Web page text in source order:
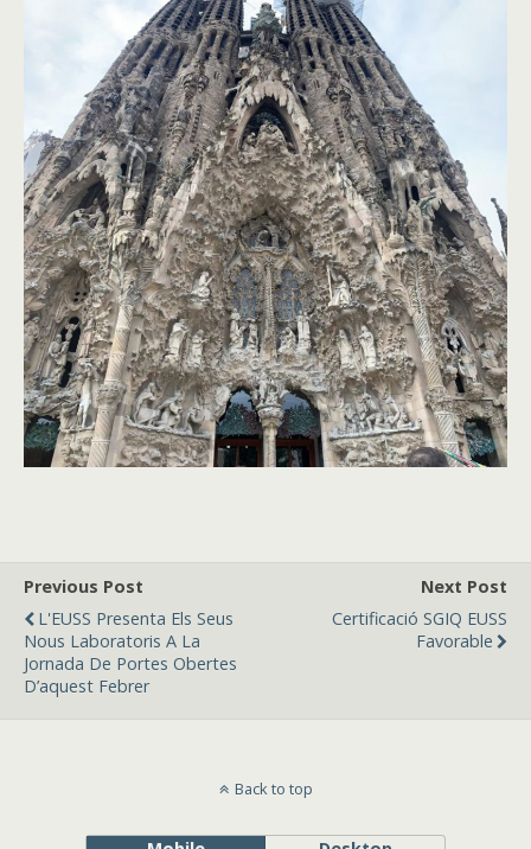
Previous Post
L'EUSS Presenta Els Seus
Nous Laboratoris A La
Jornada De Portes Obertes
D’aquest Febrer
Next Post
Certificació SGIQ EUSS
Favorable
Back to top